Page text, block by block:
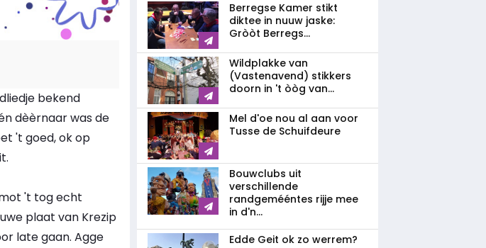
bekend
dèèrnaar was de
't goed, ok op
't tog echt
plaat van Krezip
late gaan. Agge
Berregse Kamer stikt
diktee in nuuw jaske:
Gròòt Berregs...
Wildplakke van
(Vastenavend) stikkers
doorn in 't òòg van...
Mel d'oe nou al aan voor
Tusse de Schuifdeure
Bouwclubs uit
verschillende
randgemééntes rijje mee
in d'n...
Edde Geit ok zo werrem?